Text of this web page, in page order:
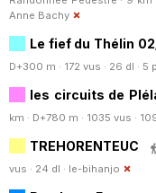
Anne Bachy
Le fief du Thélin
D+300 m · 172 vus · 26 dl · 5
les circuits de
km · D+780 m · 1035 vus ·
TREHORENTEUC
vus · 24 dl · le-bihanjo